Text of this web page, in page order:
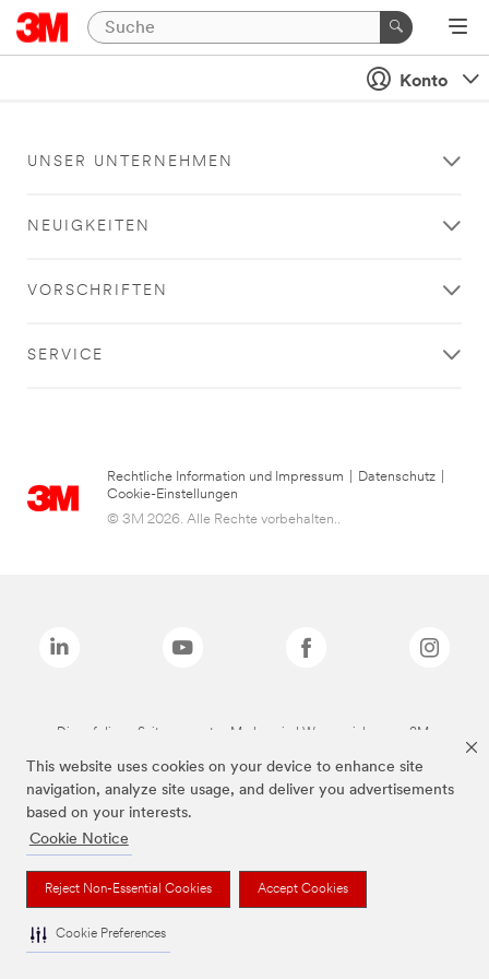
This website uses cookies on your device to enhance site
navigation, analyze site usage, and deliver you advertisements
based on your interests.
Cookie Notice
Reject Non-Essential Cookies Accept Cookies
Cookie Preferences
Konto
UNSER UNTERNEHMEN
NEUIGKEITEN
VORSCHRIFTEN
SERVICE
Rechtliche Information und Impressum Datenschutz
Cookie-Einstellungen
© 3M 2026. Alle Rechte vorbehalten..
Die auf dieser Seite genannten Marken sind Warenzeichen von 3M.